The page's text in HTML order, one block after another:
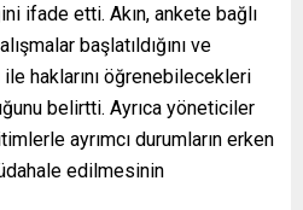
ifade etti. Akın, ankete bağlı
başlatıldığını ve
ile haklarını öğrenebilecekleri
belirtti. Ayrıca yöneticiler
ayrımcı durumların erken
edilmesinin